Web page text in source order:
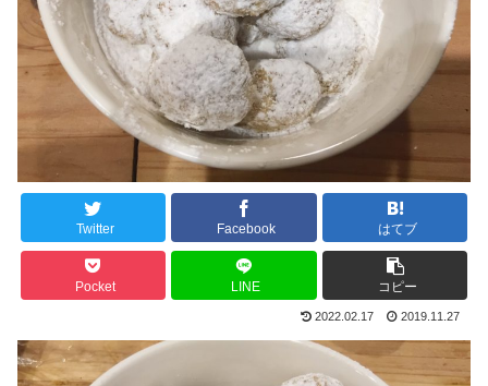
Twitter Facebook はてブ
Pocket LINE コピー
2022.02.17 2019.11.27